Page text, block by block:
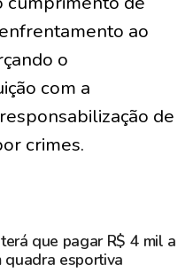
ao
o
com a
de
crimes.
que pagar R$ 4 mil a
quadra esportiva